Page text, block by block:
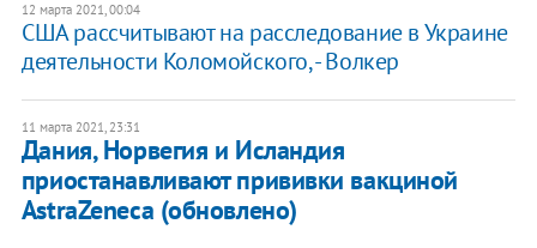
12 марта 2021, 00:04
США рассчитывают на расследование в Украине
деятельности Коломойского, - Волкер
11 марта 2021, 23:31
Дания, Норвегия и Исландия
приостанавливают прививки вакциной
AstraZeneca (обновлено)